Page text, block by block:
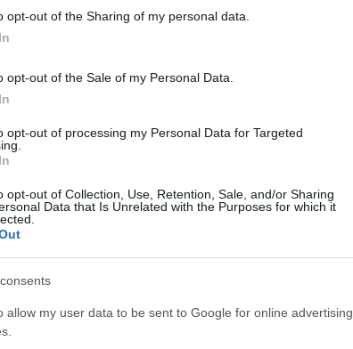
opt-out of the Sharing of my personal data.
opt-out of the Sale of my Personal Data.
opt-out of processing my Personal Data for Targeted
opt-out of Collection, Use, Retention, Sale, and/or Sharing
Data that Is Unrelated with the Purposes for which it
allow my user data to be sent to Google for online advertising
σκλήρυνση κατά πλάκας, επιληψία.
νεφροπάθεια, ηπατοπάθεια, συστηματικό
(δρεπανοκυτταρική αναιμία).
δείκτης μάζας σώματος (>30)
φάρμακα για τα χρόνια νοσήματά τους, όπως π.χ.
(συμπεριλαμβανομένης της ινσουλίνης και των
ή γαστρεντερίτιδα
υπαλλήλων